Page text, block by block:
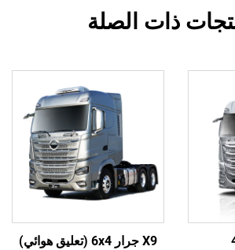
ذات الصلة
X9 جرار 6x4 (تعليق هوائي)